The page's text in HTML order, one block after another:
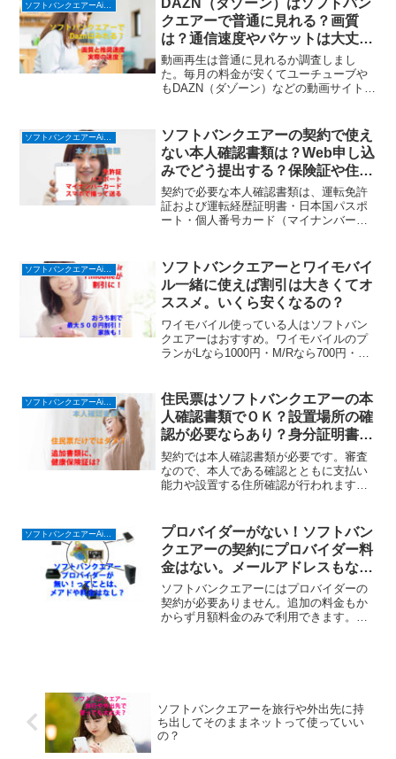
クエアーで普通に見れる？画質
は？通信速度やパケットは大丈
夫？
動画再生は普通に見れるか調査しまし
た。毎月の料金が安くてユーチューブや
もDAZN（ダゾーン）などの動画サイトで
ソフトバンクエアーの契約で使え
ない本人確認書類は？Web申し込
みでどう提出する？保険証や住民
票はOK？
契約で必要な本人確認書類は、運転免許
証および運転経歴証明書・日本国パスポ
ート・個人番号カード（マイナンバーカ
(SoftBank Air)はこれらを用意できない場
合は健康保険証なども使えますが、それ
だけではだめなので、補助書類が必要で
す。
ソフトバンクエアーAirターミナル６ (ホームルーター)
ソフトバンクエアーとワイモバイ
ル一緒に使えば割引は大きくてオ
ススメ。いくら安くなるの？
ワイモバイル使っている人はソフトバン
クエアーはおすすめ。ワイモバイルのプ
ランがLなら1000円・M/Rなら700円・S
簡単申し込みで賢い選択！
住民票はソフトバンクエアーの本
人確認書類でＯＫ？設置場所の確
認が必要ならあり？身分証明書と
して追加書類あれば大丈夫。
契約では本人確認書類が必要です。審査
なので、本人である確認とともに支払い
能力や設置する住所確認が行われます。
のがない場合、住所がわかればよいのか
と住民票ならと思うかもしれませんが、
ソフトバンクエアー(SoftBank Air)はそれ
だけでは足りず、健康保険証など追加で
書類が必要になります。
プロバイダーがない！ソフトバン
クエアーの契約にプロバイダー料
金はない。メールアドレスもない
から別の方法を
ソフトバンクエアーにはプロバイダーの
契約が必要ありません。追加の料金もか
からず月額料金のみで利用できます。回
ソフトバンクエアーを旅行や外出先に持
ち出してそのままネットって使っていい
の？